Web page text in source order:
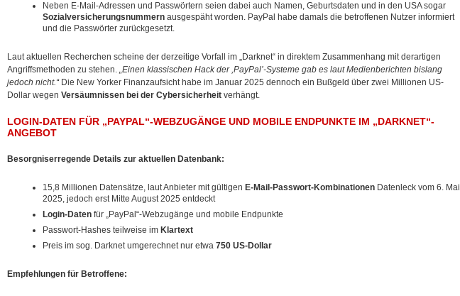
Neben E-Mail-Adressen und Passwörtern seien dabei auch Namen, Geburtsdaten und in den USA sogar
Sozialversicherungsnummern ausgespäht worden. PayPal habe damals die betroffenen Nutzer informiert
und die Passwörter zurückgesetzt.
Laut aktuellen Recherchen scheine der derzeitige Vorfall im „Darknet“ in direktem Zusammenhang mit derartigen
Angriffsmethoden zu stehen. „Einen klassischen Hack der ,PayPal’-Systeme gab es laut Medienberichten bislang
jedoch nicht.“Die New Yorker Finanzaufsicht habe im Januar 2025 dennoch ein Bußgeld über zwei Millionen US-
Dollar wegen Versäumnissen bei der Cybersicherheit verhängt.
LOGIN-DATEN FÜR „PAYPAL“-WEBZUGÄNGE UND MOBILE ENDPUNKTE IM „DARKNET“-
ANGEBOT
Besorgniserregende Details zur aktuellen Datenbank:
15,8 Millionen Datensätze, laut Anbieter mit gültigen E-Mail-Passwort-Kombinationen Datenleck vom 6. Mai
2025, jedoch erst Mitte August 2025 entdeckt
Login-Daten für „PayPal“-Webzugänge und mobile Endpunkte
Passwort-Hashes teilweise im Klartext
Preis im sog. Darknet umgerechnet nur etwa 750 US-Dollar
Empfehlungen für Betroffene: